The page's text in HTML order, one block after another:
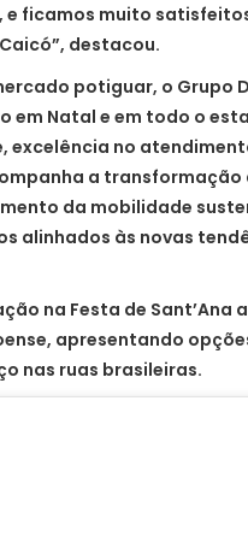
e ficamos muito
destacou.
potiguar, o Grupo
em Natal e em todo o
excelência no
a transformação
da mobilidade
alinhados às novas
na Festa de Sant’Ana
apresentando
nas ruas brasileiras.